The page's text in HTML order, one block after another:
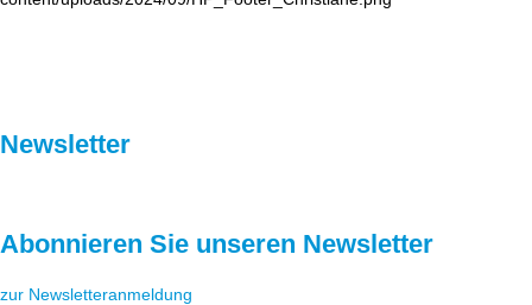
Newsletter
Abonnieren Sie unseren Newsletter
zur Newsletteranmeldung